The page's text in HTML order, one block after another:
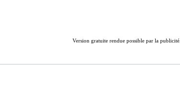
Version gratuite rendue possible par la publicité.